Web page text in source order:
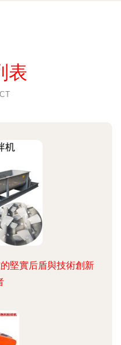
表
堅實后盾與技術創新